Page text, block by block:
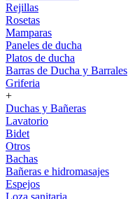
Rejillas
Rosetas
Mamparas
Paneles de ducha
Platos de ducha
Barras de Ducha y Barrales
Griferia
+
Duchas y Bañeras
Lavatorio
Bidet
Otros
Bachas
Bañeras e hidromasajes
Espejos
Loza sanitaria